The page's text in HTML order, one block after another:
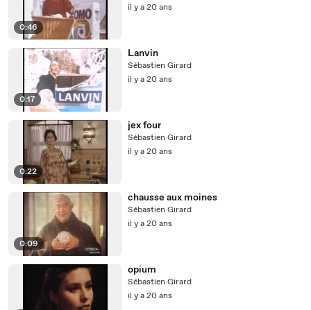
0:46
il y a 20 ans
0:17
Lanvin
Sébastien Girard
il y a 20 ans
0:22
jex four
Sébastien Girard
il y a 20 ans
0:09
chausse aux moines
Sébastien Girard
il y a 20 ans
opium
Sébastien Girard
il y a 20 ans